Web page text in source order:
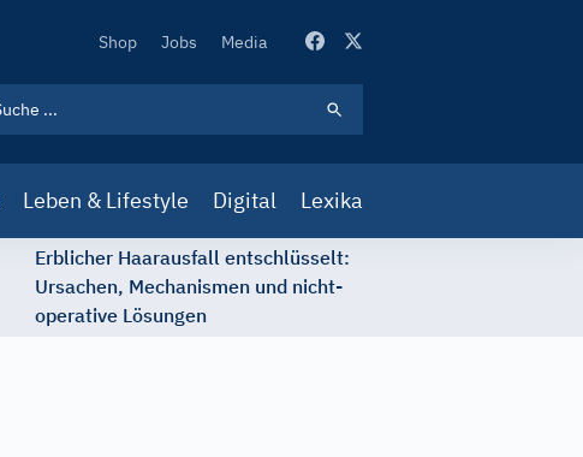
Secondary
Shop Jobs Media
Leben & Lifestyle Digital Lexika
Erblicher Haarausfall entschlüsselt:
Ursachen, Mechanismen und nicht-
operative Lösungen